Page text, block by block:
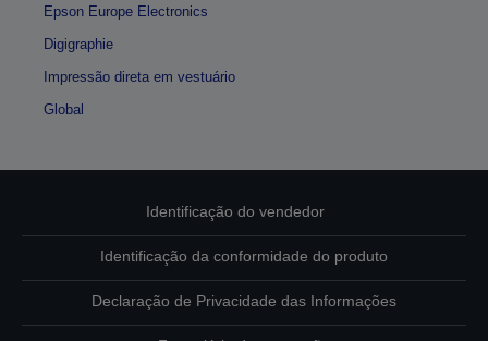
Epson Europe Electronics
Digigraphie
Impressão direta em vestuário
Global
Identificação do vendedor
Identificação da conformidade do produto
Declaração de Privacidade das Informações